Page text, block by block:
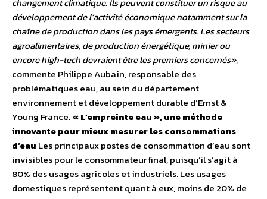
changement climatique. Ils peuvent constituer un risque au
développement de l’activité économique notamment sur la
chaîne de production dans les pays émergents. Les secteurs
agroalimentaires, de production énergétique, minier ou
encore high-tech devraient être les premiers concernés»,
commente Philippe Aubain, responsable des
problématiques eau, au sein du département
environnement et développement durable d’Ernst &
Young France.« L’empreinte eau », une méthode
innovante pour mieux mesurer les consommations
d’eau Les principaux postes de consommation d’eau sont
invisibles pour le consommateur final, puisqu’il s’agit à
80% des usages agricoles et industriels. Les usages
domestiques représentent quant à eux, moins de 20% de